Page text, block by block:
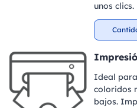
unos clics.
Ideal
coloridos
bajos.